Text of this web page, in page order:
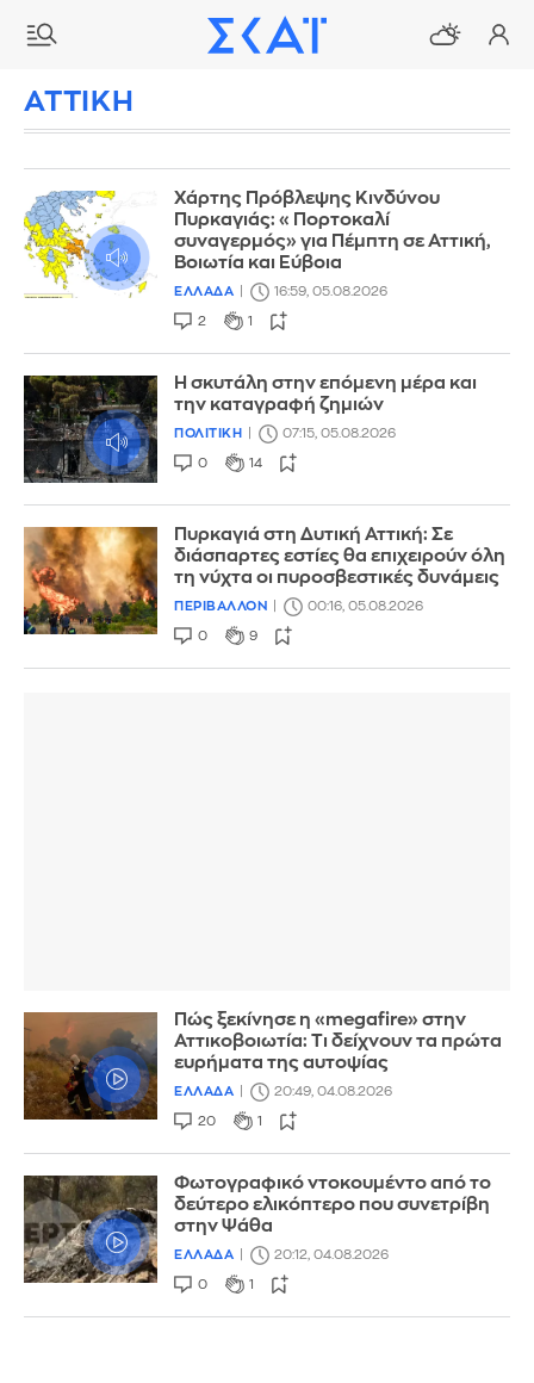
ΑΤΤΙΚΗ
Χάρτης Πρόβλεψης Κινδύνου
Πυρκαγιάς: «Πορτοκαλί
συναγερμός» για Πέμπτη σε Αττική,
Βοιωτία και Εύβοια
ΕΛΛΑΔΑ 16:59, 05.08.2026
2 1
Η σκυτάλη στην επόμενη μέρα και
την καταγραφή ζημιών
ΠΟΛΙΤΙΚΗ 07:15, 05.08.2026
0 14
Πυρκαγιά στη Δυτική Αττική: Σε
διάσπαρτες εστίες θα επιχειρούν όλη
τη νύχτα οι πυροσβεστικές δυνάμεις
ΠΕΡΙΒΑΛΛΟΝ 00:16, 05.08.2026
0 9
Πώς ξεκίνησε η «megafire» στην
Αττικοβοιωτία: Τι δείχνουν τα πρώτα
ευρήματα της αυτοψίας
ΕΛΛΑΔΑ 20:49, 04.08.2026
20 1
Φωτογραφικό ντοκουμέντο από το
δεύτερο ελικόπτερο που συνετρίβη
στην Ψάθα
ΕΛΛΑΔΑ 20:12, 04.08.2026
0 1